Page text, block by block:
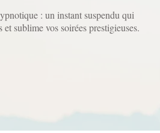
: un instant suspendu qui
sublime vos soirées prestigieuses.